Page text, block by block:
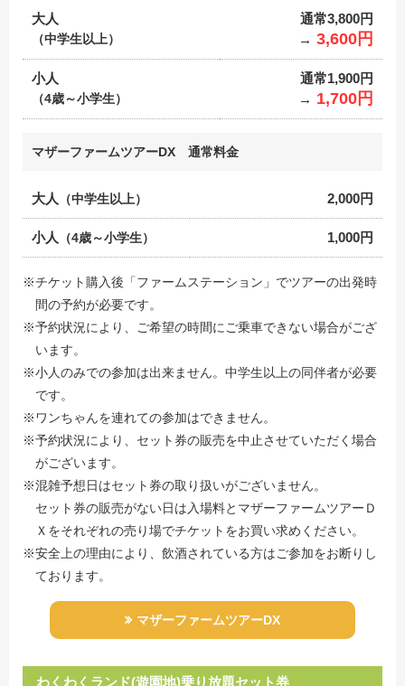
大人
（中学生以上）
通常3,800円
→ 3,600円
小人
（4歳～小学生）
通常1,900円
→ 1,700円
マザーファームツアーDX 通常料金
大人 （中学生以上） 2,000円
小人 （4歳～小学生） 1,000円
※チケット購入後「ファームステーション」でツアーの出発時
間の予約が必要です。
※予約状況により、ご希望の時間にご乗車できない場合がござ
います。
※小人のみでの参加は出来ません。中学生以上の同伴者が必要
です。
※ワンちゃんを連れての参加はできません。
※予約状況により、セット券の販売を中止させていただく場合
がございます。
※混雑予想日はセット券の取り扱いがございません。
セット券の販売がない日は入場料とマザーファームツアーＤ
Ｘをそれぞれの売り場でチケットをお買い求めください。
※安全上の理由により、飲酒されている方はご参加をお断りし
ております。
マザーファームツアーDX
わくわくランド(遊園地)乗り放題セット券